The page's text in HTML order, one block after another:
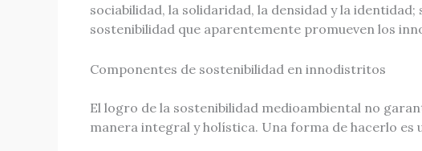
sociabilidad, la solidaridad, la densidad y la
sostenibilidad que aparentemente promueven los
Componentes de sostenibilidad en innodistritos
El logro de la sostenibilidad medioambiental no
manera integral y holística. Una forma de hacerlo